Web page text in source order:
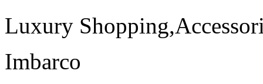
Luxury
Imbarco